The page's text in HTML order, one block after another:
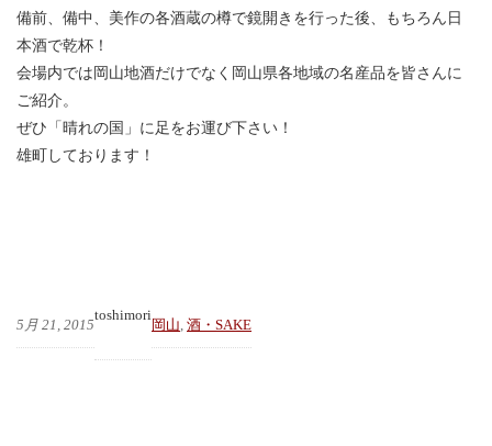
備前、備中、美作の各酒蔵の樽で鏡開きを行った後、もちろん日
本酒で乾杯！
会場内では岡山地酒だけでなく岡山県各地域の名産品を皆さんに
ご紹介。
ぜひ「晴れの国」に足をお運び下さい！
雄町しております！
5月 21, 2015
toshimori
岡山 酒・SAKE